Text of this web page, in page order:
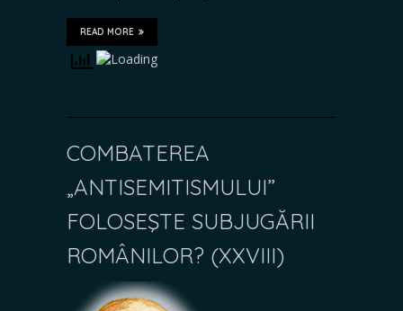
READ MORE
COMBATEREA
„ANTISEMITISMULUI”
FOLOSEŞTE SUBJUGĂRII
ROMÂNILOR? (XXVIII)